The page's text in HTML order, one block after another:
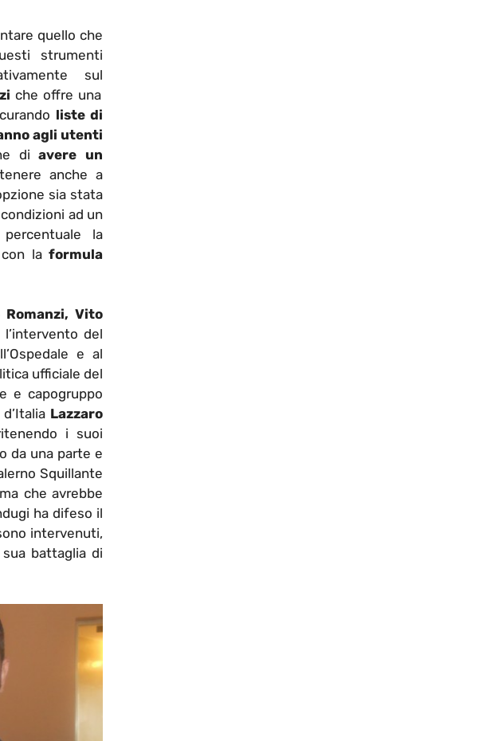
quello che
strumenti
sul
che offre una
liste di
agli utenti
diavere un
anche a
sia stata
ad un
la
laformula
Romanzi, Vito
del
e al
ufficiale del
e capogruppo
Lazzaro
i suoi
da una parte e
Squillante
che avrebbe
ha difeso il
intervenuti,
battaglia di